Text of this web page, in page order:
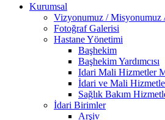
Kurumsal
Vizyonumuz / Misyonumuz
Fotoğraf Galerisi
Hastane Yönetimi
Başhekim
Başhekim Yardımcısı
Idari Mali Hizmetler
İdari ve Mali
Sağlık Bakım
İdari Birimler
Arşiv